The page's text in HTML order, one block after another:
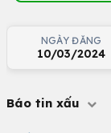
NGÀY ĐĂNG
10/03/2024
Báo tin xấu